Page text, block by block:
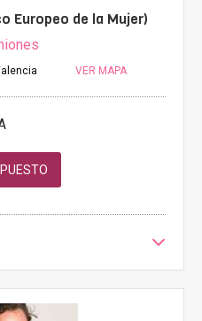
Europeo de la Mujer)
VER MAPA